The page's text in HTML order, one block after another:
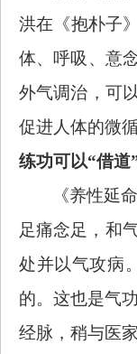
洪在《抱朴子
体、呼吸、意
外气调治，可
促进人体的微
练功可以“借道
《养性延
足痛念足，和
处并以气攻病
的。这也是气
经脉，稍与医